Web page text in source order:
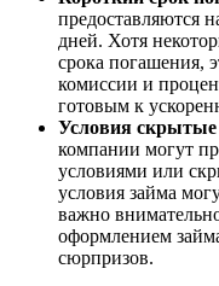
предоставляются
дней. Хотя
срока погашения,
комиссии и
готовым к
Условия
компании могут
условиями или
условия займа
важно
оформлением
сюрпризов.